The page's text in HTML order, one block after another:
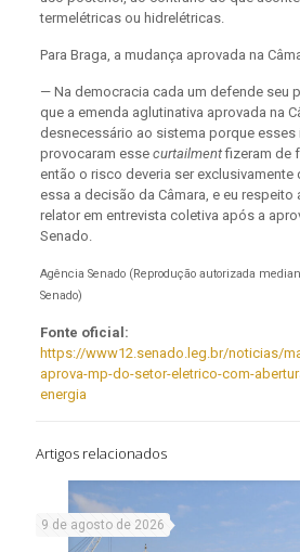
termelétricas ou hidrelétricas.
Para Braga, a mudança aprovada na
— Na democracia cada um defende seu
que a emenda aglutinativa aprovada na
desnecessário ao sistema porque esses
provocaram esse curtailmentfizeram de
então o risco deveria ser exclusivamente
essa a decisão da Câmara, e eu respeito
relator em entrevista coletiva após a
Senado.
Agência Senado (Reprodução autorizada
Senado)
Fonte oficial:
https://www12.senado.leg.br/noticias/
aprova-mp-do-setor-eletrico-com-
energia
Artigos relacionados
9 de agosto de 2026